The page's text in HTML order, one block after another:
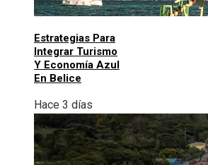
Estrategias Para
Integrar Turismo
Y Economía Azul
En Belice
Hace 3 días